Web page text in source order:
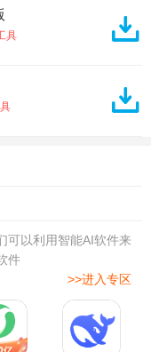
具
可以利用智能AI软件来
件
>>进入专区